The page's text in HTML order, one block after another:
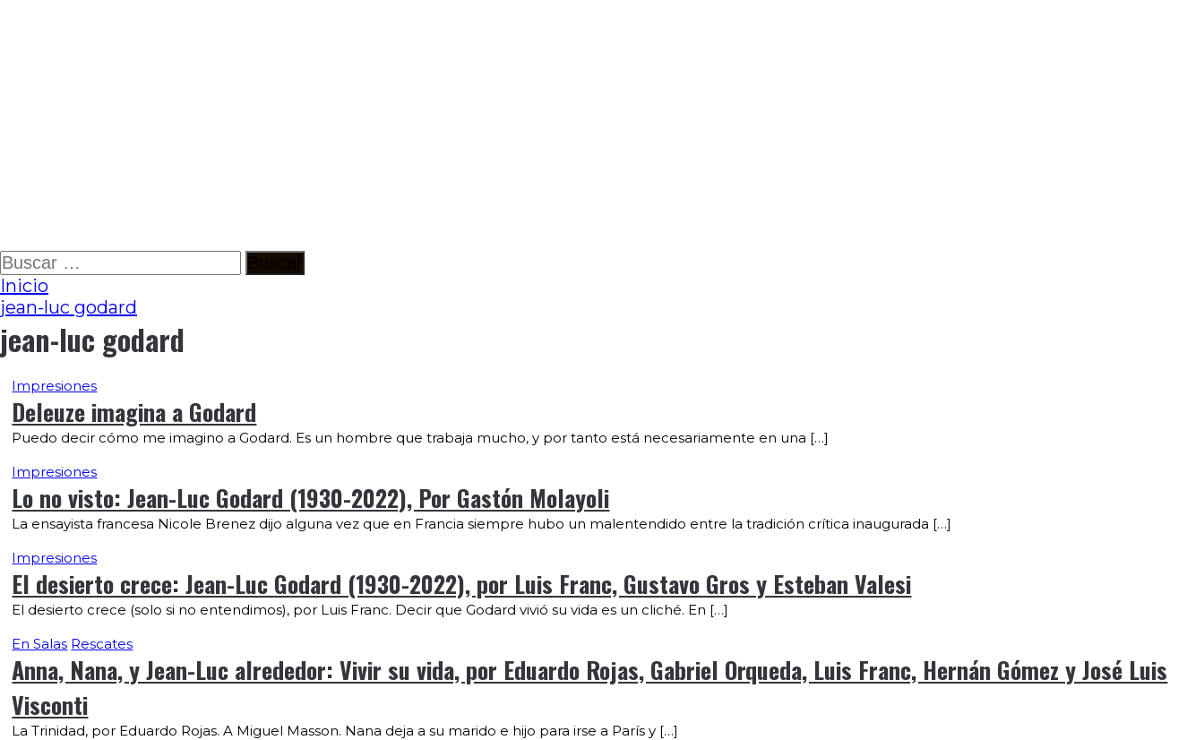
Ir
al
contenido
Buscar:
Inicio
jean-luc godard
jean-luc godard
Impresiones
Deleuze imagina a Godard
Puedo decir cómo me imagino a Godard. Es un hombre que trabaja mucho, y por tanto está necesariamente en una […]
Impresiones
Lo no visto: Jean-Luc Godard (1930-2022), Por Gastón Molayoli
La ensayista francesa Nicole Brenez dijo alguna vez que en Francia siempre hubo un malentendido entre la tradición crítica inaugurada […]
Impresiones
El desierto crece: Jean-Luc Godard (1930-2022), por Luis Franc, Gustavo Gros y Esteban Valesi
El desierto crece (solo si no entendimos), por Luis Franc. Decir que Godard vivió su vida es un cliché. En […]
En Salas Rescates
Anna, Nana, y Jean-Luc alrededor: Vivir su vida, por Eduardo Rojas, Gabriel Orqueda, Luis Franc, Hernán Gómez y José Luis
Visconti
La Trinidad, por Eduardo Rojas. A Miguel Masson. Nana deja a su marido e hijo para irse a París y […]